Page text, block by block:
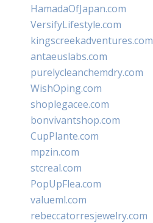
HamadaOfJapan.com
VersifyLifestyle.com
kingscreekadventures.com
antaeuslabs.com
purelycleanchemdry.com
WishOping.com
shoplegacee.com
bonvivantshop.com
CupPlante.com
mpzin.com
stcreal.com
PopUpFlea.com
valueml.com
rebeccatorresjewelry.com